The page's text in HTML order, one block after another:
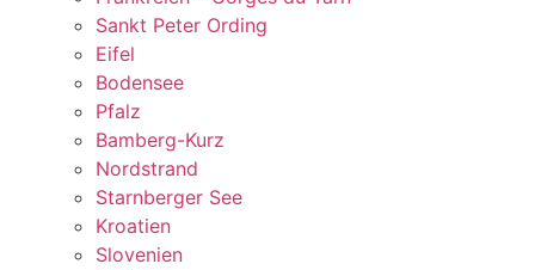
Sankt Peter Ording
Eifel
Bodensee
Pfalz
Bamberg-Kurz
Nordstrand
Starnberger See
Kroatien
Slovenien